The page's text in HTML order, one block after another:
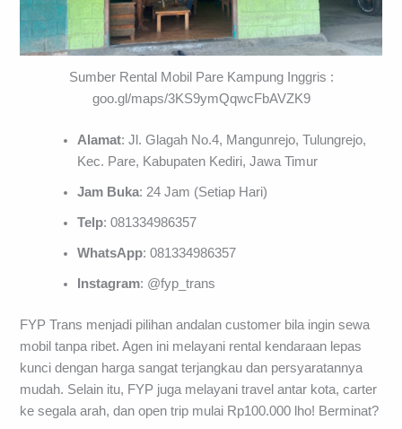
Sumber Rental Mobil Pare Kampung Inggris :
goo.gl/maps/3KS9ymQqwcFbAVZK9
Alamat: Jl. Glagah No.4, Mangunrejo, Tulungrejo,
Kec. Pare, Kabupaten Kediri, Jawa Timur
Jam Buka: 24 Jam (Setiap Hari)
Telp: 081334986357
WhatsApp: 081334986357
Instagram: @fyp_trans
FYP Trans menjadi pilihan andalan customer bila ingin sewa
mobil tanpa ribet. Agen ini melayani rental kendaraan lepas
kunci dengan harga sangat terjangkau dan persyaratannya
mudah. Selain itu, FYP juga melayani travel antar kota, carter
ke segala arah, dan open trip mulai Rp100.000 lho! Berminat?